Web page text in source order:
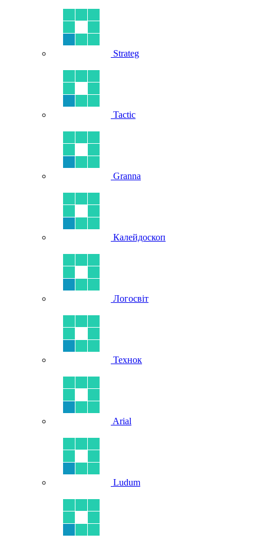
Strateg
Tactic
Granna
Калейдоскоп
Логосвіт
Технок
Arial
Ludum